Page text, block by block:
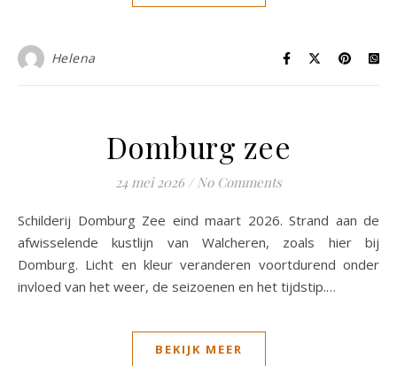
Helena
Domburg zee
24 mei 2026 / No Comments
Schilderij Domburg Zee eind maart 2026. Strand aan de
afwisselende kustlijn van Walcheren, zoals hier bij
Domburg. Licht en kleur veranderen voortdurend onder
invloed van het weer, de seizoenen en het tijdstip.…
BEKIJK MEER